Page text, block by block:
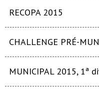
RECOPA 2015
CHALLENGE PRÉ-
MUNICIPAL 2015, 1ª